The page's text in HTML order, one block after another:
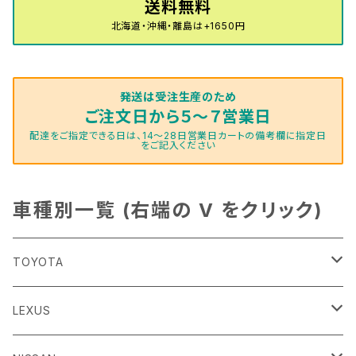
H26/1～R4/1 80系
H18/1～H24/5（前期）
エスティマ・ハイブリッド
オーリス
カムリ
カローラ・アクシオ（セダン）
R01/8～R4/7 20系6人乗
H29/12～R4/7 20系7人乗
R2/6~R8/6 15系(e-POWER)
H13/1～R4/8 F50・Y51
H11/1～H14/11 S15
H24/12～R3/10 TB17
ジューク
スカイライン
スカイライン・クロスオーバー
セドリック
H21/9～R2/4 S300系
H14/2～ SG/SH/SJ/SK系
プレオ
プレオプラス
レヴォーグ
レガシィB4
H24/11～H27/1 HB35S
H25/9～ DG16T
デミオ
ビアンテ
ファミリア バン
フレア
H16/12～ S300/S700系
ハイゼット・トラック
H28/4～R5/12 M700系
ミラ
ミラ・イース
ミラ・ココア
ミラ・トコット
H3/6～ JA/JB系
ジムニーノマド
H10/1～H14/1 JB33/43W
スイフト/スイフトスポーツ
スペーシア/スペーシアカスタム/スペーシアギア
スペーシアベース
ソリオ/ソリオバンディット
H25/1～ GN0W 7人乗
H30/3～ GK/GL系
H24/7～H29/1 BHGY51
デリカＤ：２
デリカＤ：３
デリカＤ：５
デリカミニ
H30/7～ JJ1・JJ2
H25/11～ JH1・JH2・JH3・JH4
S660
WR-V
ZR-V
アクティ バン/トラック
H15/9～H30/4 7L/7P系
H27/7～ 3CC/3CD系
H24/4～R3/4 16C系
ポロ
R1/6～
Ｓクラス
Ｖクラス
送料無料
北海道・沖縄・離島は+1650円
発送は受注生産のため
ご注文日から５～７営業日
配達をご指定できる日は、14～28日営業日カートの備考欄に指定日
をご記入ください
車種別一覧 (右端の V をクリック)
TOYOTA
86
LEXUS